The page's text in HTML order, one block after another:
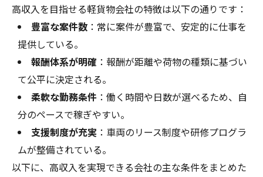
高収入を目指せる軽貨物会社の特徴は以下の通りです：
豊富な案件数：常に案件が豊富で、安定的に仕事を
提供している。
報酬体系が明確 ：報酬が距離や荷物の種類に基づい
て公平に決定される。
柔軟な勤務条件：働く時間や日数が選べるため、自
分のペースで稼ぎやすい。
支援制度が充実 ：車両のリース制度や研修プログラ
ムが整備されている。
以下に、高収入を実現できる会社の主な条件をまとめた